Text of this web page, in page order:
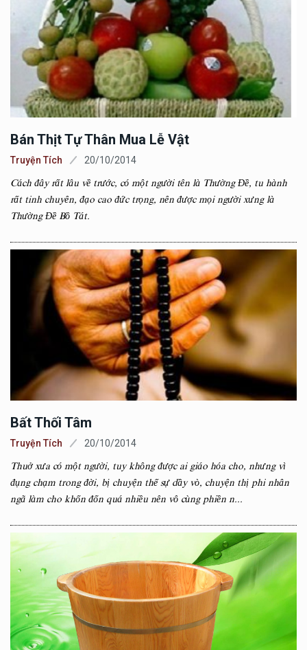
Bán Thịt Tự Thân Mua Lễ Vật
Truyện Tích 20/10/2014
Cách đây rất lâu về trước, có một người tên là Thường Đề, tu hành
rất tinh chuyên, đạo cao đức trọng, nên được mọi người xưng là
Thường Đề Bồ Tát.
Bất Thối Tâm
Truyện Tích 20/10/2014
Thuở xưa có một người, tuy không được ai giáo hóa cho, nhưng vì
đụng chạm trong đời, bị chuyện thế sự dầy vò, chuyện thị phi nhân
ngã làm cho khốn đốn quá nhiều nên vô cùng phiền n...